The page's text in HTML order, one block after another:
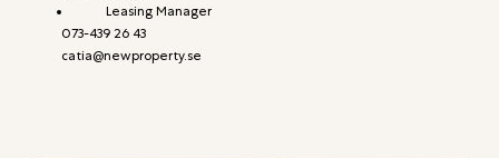
Leasing Manager
073-439 26 43
catia@newproperty.se